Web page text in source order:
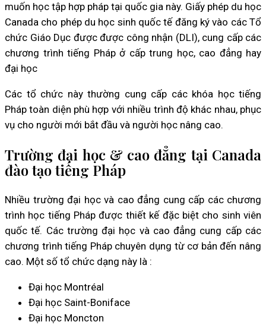
muốn học tập hợp pháp tại quốc gia này. Giấy phép du học
Canada cho phép du học sinh quốc tế đăng ký vào các Tổ
chức Giáo Dục được được công nhận (DLI), cung cấp các
chương trình tiếng Pháp ở cấp trung học, cao đẳng hay
đại học
Các tổ chức này thường cung cấp các khóa học tiếng
Pháp toàn diện phù hợp với nhiều trình độ khác nhau, phục
vụ cho người mới bắt đầu và người học nâng cao.
Trường đại học & cao đẳng tại Canada
đào tạo tiếng Pháp
Nhiều trường đại học và cao đẳng cung cấp các chương
trình học tiếng Pháp được thiết kế đặc biệt cho sinh viên
quốc tế. Các trường đại học và cao đẳng cung cấp các
chương trình tiếng Pháp chuyên dụng từ cơ bản đến nâng
cao. Một số tổ chức dạng này là :
Đại học Montréal
Đại học Saint-Boniface
Đại học Moncton